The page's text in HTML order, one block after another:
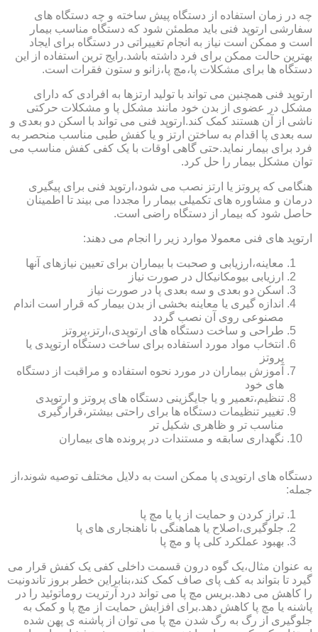
چه در زمان استفاده از دستگاه پیش ساخته و چه دستگاه های
سفارشی ارتوپد فنی باید مطمئن شود که دستگاه مناسب بیمار
است و ممکن است نیاز به انجام تغییراتی در دستگاه برای ایجاد
بهترین حالت ممکن برای فرد داشته باشد.رایج ترین استفاده از این
دستگاه ها برای مشکلات پا،مچ پا،زانو و ستون فقرات است.
ارتوپد فنی همچنین می تواند با تولید ارتزها به افرادی که دارای
مشکل در عضوی از بدن خود مانند مشکل پا و مشکلات حرکتی
ناشی از آن هستند کمک کند.ارتوپد فنی می تواند با اسکن دو بعدی و
سه بعدی پا اقدام به ساختن ارتز و یا کفش طبی مناسب منحصر به
فرد برای بیمار نماید.حتی گاهی اوقات با یک کفی کفش مناسب می
توان مشکل بیمار را حل کرد.
هنگامی که پروتز یا ارتز نصب می شود،ارتوپد فنی برای پیگیری
درمان و مشاوره های تکمیلی بیمار را مجددا می بیند تا اطمینان
حاصل شود که بیمار از دستگاه راضی است.
ارتوپد های فنی معمولا موارد زیر را انجام می دهند:
معاینه،ارزیابی و صحبت با بیماران برای تعیین نیازهای آنها
ارزیابی بیومکانیکال در صورت نیاز
اسکن دو بعدی و سه بعدی پا در صورت نیاز
اندازه گیری یا معاینه بخشی از بدن بیمار که قرار است اندام
مصنوعی روی آن نصب گردد
طراحی و ساخت دستگاه های ارتوپدی،ارتز،پروتز
انتخاب مواد مورد استفاده برای ساخت دستگاه ارتوپدی یا
پروتز
آموزش بیماران در مورد نحوه استفاده و مراقبت از دستگاه
های خود
تنظیم،تعمیر و یا جایگزینی دستگاه های پروتز و ارتوپدی
تغییر تنظیمات دستگاه ها برای راحتی بیشتر،قرارگیری
مناسب تر و ظاهری شکیل تر
نگهداری سابقه و مستندات در پرونده های بیماران
دستگاه های ارتوپدی پا ممکن است به دلایل مختلف توصیه شوند،از
جمله:
تراز کردن و حمایت از پا یا مچ پا
جلوگیری،اصلاح یا هماهنگی با ناهنجاری های پا
بهبود عملکرد کلی پا و مچ پا
به عنوان مثال،یک گوه درون قسمت داخلی کفی یک کفش قرار می
گیرد تا بتواند به کف پای صاف کمک کند،بنابراین خطر بروز تاندونیت
را کاهش می دهد.بریس مچ پا می تواند درد آرتریت روماتوئید را در
پاشنه یا مچ پا کاهش دهد.برای افزایش حمایت از مچ پا و کمک به
جلوگیری از رگ به رگ شدن مچ پا می توان از پاشنه ی پهن شده